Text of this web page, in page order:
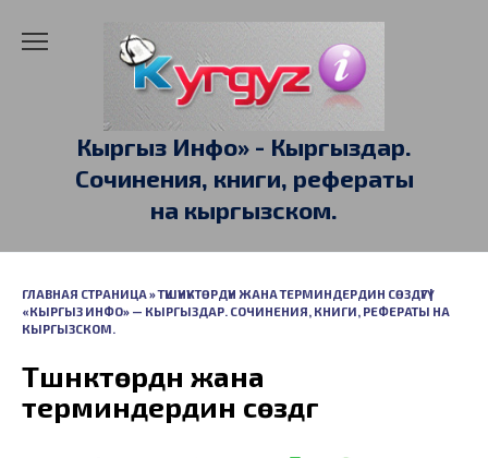
Кыргыз Инфо» - Кыргыздар.
Сочинения, книги, рефераты
на кыргызском.
ГЛАВНАЯ СТРАНИЦА»ТҮШҮНҮКТӨРДҮН ЖАНА ТЕРМИНДЕРДИН СӨЗДҮГҮ |
«КЫРГЫЗ ИНФО» — КЫРГЫЗДАР. СОЧИНЕНИЯ, КНИГИ, РЕФЕРАТЫ НА
КЫРГЫЗСКОМ.
Түшүнүктөрдүн жана
терминдердин сөздүгү